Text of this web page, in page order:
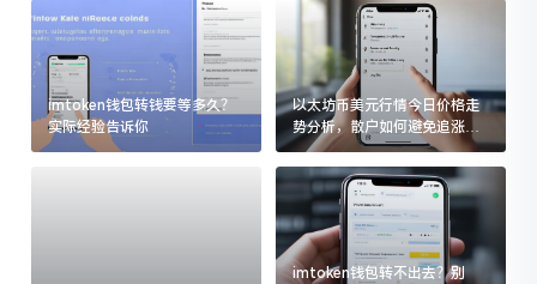
imtoken钱包转钱要等多久？
实际经验告诉你
以太坊币美元行情今日价格走
势分析，散户如何避免追涨杀
跌被套牢
imtoken钱包转不出去？别